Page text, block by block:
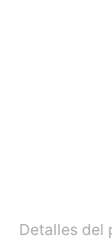
Detalles del